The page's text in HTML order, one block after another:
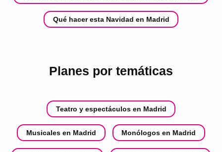
Qué hacer esta Navidad en Madrid
Planes por temáticas
Teatro y espectáculos en Madrid
Musicales en Madrid Monólogos en Madrid